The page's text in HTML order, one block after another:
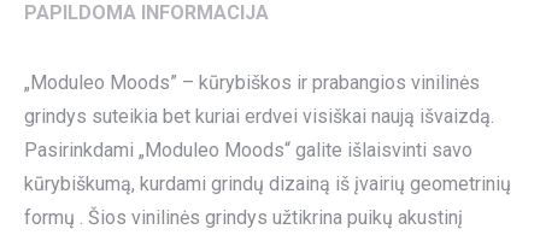
PAPILDOMA INFORMACIJA
„Moduleo Moods” – kūrybiškos ir prabangios vinilinės
grindys suteikia bet kuriai erdvei visiškai naują išvaizdą.
Pasirinkdami „Moduleo Moods“ galite išlaisvinti savo
kūrybiškumą, kurdami grindų dizainą iš įvairių geometrinių
formų . Šios vinilinės grindys užtikrina puikų akustinį